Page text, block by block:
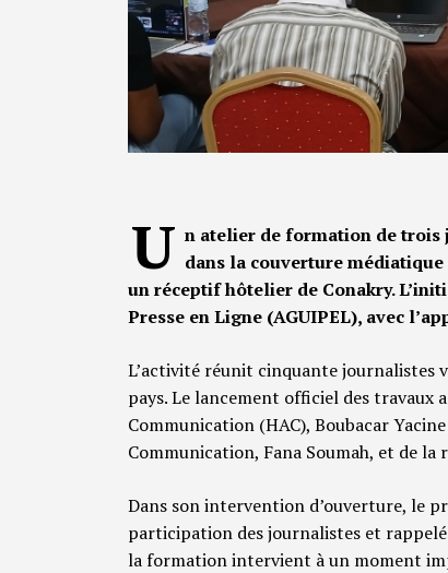
U n atelier de formation de trois
dans la couverture médiatique
un réceptif hôtelier de Conakry.
Presse en Ligne (AGUIPEL), avec
L’activité réunit cinquante journalistes
pays. Le lancement officiel des travaux
Communication (HAC), Boubacar
Communication, Fana Soumah, et de la
Dans son intervention d’ouverture, le
participation des journalistes et
la formation intervient à un moment